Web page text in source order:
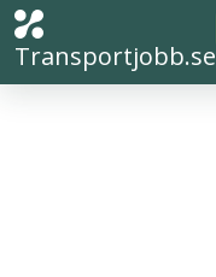
Transportjobb.se